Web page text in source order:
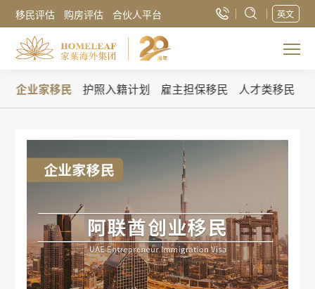
移民评估 购房评估 合伙人平台 英文
企业家移民 护照入籍计划 雇主担保移民 人才类移民